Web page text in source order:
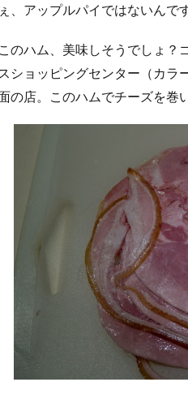
、アップルパイではないんで
のハム、美味しそうでしょ？
ショッピングセンター（カラ
の店。このハムでチーズを巻